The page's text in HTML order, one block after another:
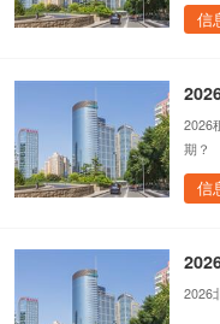
信
2026
期？
信
2026